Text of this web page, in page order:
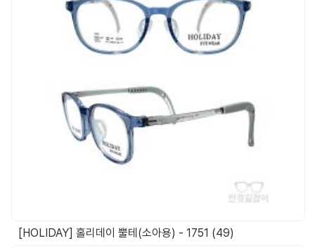
[HOLIDAY] 홀리데이 뿔테(소아용) - 1751 (49)